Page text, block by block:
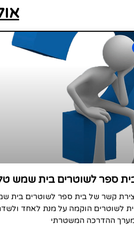
ספר לשוטרים בית שמש
קשר של בית ספר לשוטרים בית
לשוטרים הוקמה על מנת לאחד
ההדרכה המשטרתי